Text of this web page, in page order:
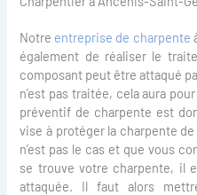
Notre entreprise de charpente
également de réaliser le
composant peut être attaqué
n’est pas traitée, cela aura
préventif de charpente est
vise à protéger la charpente
n’est pas le cas et que vous
se trouve votre charpente, il
attaquée. Il faut alors